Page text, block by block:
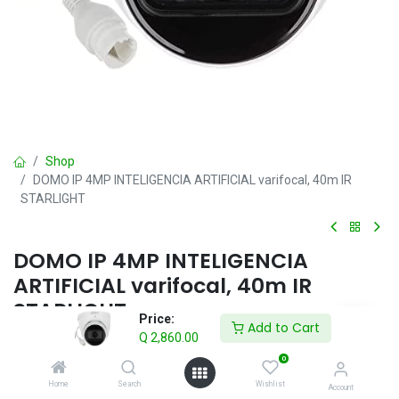
Price:
Q 2,860.00
Add to Cart
Home Search
0
Wishlist Account
Shop
DOMO IP 4MP INTELIGENCIA ARTIFICIAL varifocal, 40m IR
STARLIGHT
DOMO IP 4MP INTELIGENCIA
ARTIFICIAL varifocal, 40m IR
STARLIGHT
> Sensor de imagen CMOS de 4MP, 1/3”, baja iluminancia, alta
definición de imagen
> Salidas máx. 4 MP (2688 × 1520) a 30 fps